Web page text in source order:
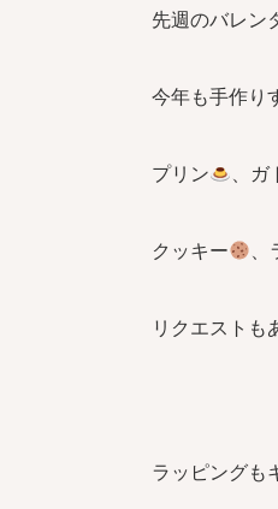
先週のバレン
今年も手作り
プリン 、
クッキー
リクエストも
ラッピングも